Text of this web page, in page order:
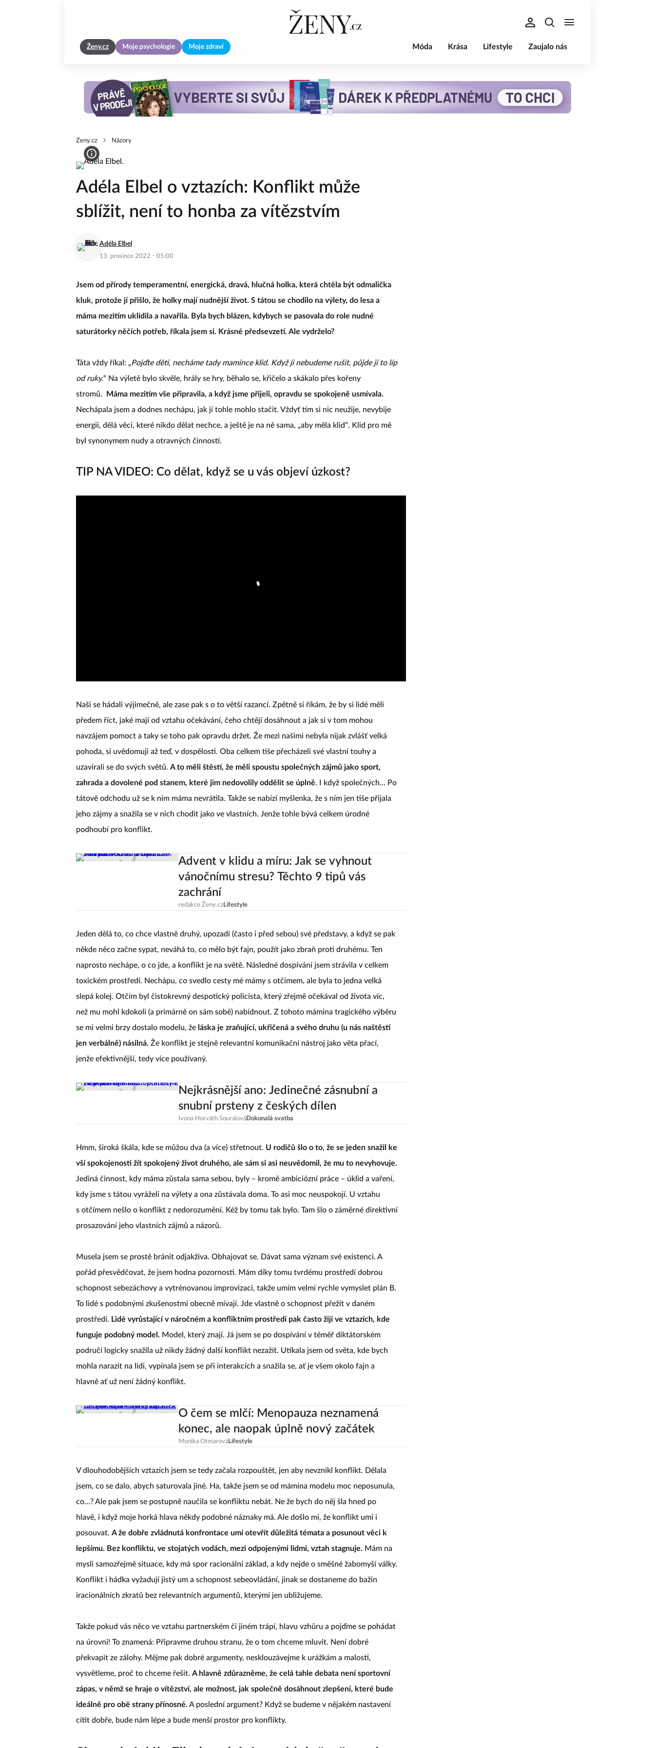
Ženy.cz Moje psychologie Moje zdraví Móda Krása Lifestyle Zaujalo nás
Zeny.cz Názory
Adéla Elbel o vztazích: Konflikt může
sblížit, není to honba za vítězstvím
Adéla Elbel
13. prosince 2022 · 05:00
Jsem od přírody temperamentní, energická, dravá, hlučná holka, která chtěla být odmalička
kluk, protože jí přišlo, že holky mají nudnější život. S tátou se chodilo na výlety, do lesa a
máma mezitím uklidila a navařila. Byla bych blázen, kdybych se pasovala do role nudné
saturátorky něčích potřeb, říkala jsem si. Krásné předsevzetí. Ale vydrželo?
Táta vždy říkal: „Pojďte děti, necháme tady mamince klid. Když ji nebudeme rušit, půjde jí to líp
od ruky.“ Na výletě bylo skvěle, hrály se hry, běhalo se, křičelo a skákalo přes kořeny
stromů.
Máma mezitím vše připravila, a když jsme přijeli, opravdu se spokojeně usmívala.
Nechápala jsem a dodnes nechápu, jak jí tohle mohlo stačit. Vždyť tím si nic neužije, nevybije
energii, dělá věci, které nikdo dělat nechce, a ještě je na ně sama, „aby měla klid“. Klid pro mě
byl synonymem nudy a otravných činností.
TIP NA VIDEO: Co dělat, když se u vás objeví úzkost?
Naši se hádali výjimečně, ale zase pak s o to větší razancí. Zpětně si říkám, že by si lidé měli
předem říct, jaké mají od vztahu očekávání, čeho chtějí dosáhnout a jak si v tom mohou
navzájem pomoct a taky se toho pak opravdu držet. Že mezi našimi nebyla nijak zvlášť velká
pohoda, si uvědomuji až teď, v dospělosti. Oba celkem tiše přecházeli své vlastní touhy a
uzavírali se do svých světů. A to měli štěstí, že měli spoustu společných zájmů jako sport,
zahrada a dovolené pod stanem, které jim nedovolily oddělit se úplně. I když společných… Po
tátově odchodu už se k nim máma nevrátila. Takže se nabízí myšlenka, že s ním jen tiše přijala
jeho zájmy a snažila se v nich chodit jako ve vlastních. Jenže tohle bývá celkem úrodné
podhoubí pro konflikt.
Advent v klidu a míru: Jak se vyhnout
vánočnímu stresu? Těchto 9 tipů vás
zachrání
redakce Ženy.czLifestyle
Jeden dělá to, co chce vlastně druhý, upozadí (často i před sebou) své představy, a když se pak
někde něco začne sypat, neváhá to, co mělo být fajn, použít jako zbraň proti druhému. Ten
naprosto nechápe, o co jde, a konflikt je na světě. Následné dospívání jsem strávila v celkem
toxickém prostředí. Nechápu, co svedlo cesty mé mámy s otčímem, ale byla to jedna velká
slepá kolej. Otčím byl čistokrevný despotický policista, který zřejmě očekával od života víc,
než mu mohl kdokoli (a primárně on sám sobě) nabídnout. Z tohoto mámina tragického výběru
se mi velmi brzy dostalo modelu, že láska je zraňující, ukřičená a svého druhu (u nás naštěstí
jen verbálně) násilná. Že konflikt je stejně relevantní komunikační nástroj jako věta přací,
jenže efektivnější, tedy více používaný.
Nejkrásnější ano: Jedinečné zásnubní a
snubní prsteny z českých dílen
Ivona Horváth SouralováDokonalá svatba
Hmm, široká škála, kde se můžou dva (a více) střetnout. U rodičů šlo o to, že se jeden snažil ke
vší spokojenosti žít spokojený život druhého, ale sám si asi neuvědomil, že mu to nevyhovuje.
Jediná činnost, kdy máma zůstala sama sebou, byly – kromě ambiciózní práce – úklid a vaření,
kdy jsme s tátou vyráželi na výlety a ona zůstávala doma. To asi moc neuspokojí. U vztahu
s otčímem nešlo o konflikt z nedorozumění. Kéž by tomu tak bylo. Tam šlo o záměrné direktivní
prosazování jeho vlastních zájmů a názorů.
Musela jsem se prostě bránit odjakživa. Obhajovat se. Dávat sama význam své existenci. A
pořád přesvědčovat, že jsem hodna pozornosti. Mám díky tomu tvrdému prostředí dobrou
schopnost sebezáchovy a vytrénovanou improvizaci, takže umím velmi rychle vymyslet plán B.
To lidé s podobnými zkušenostmi obecně mívají. Jde vlastně o schopnost přežít v daném
prostředí. Lidé vyrůstající v náročném a konfliktním prostředí pak často žijí ve vztazích, kde
funguje podobný model. Model, který znají. Já jsem se po dospívání v téměř diktátorském
područí logicky snažila už nikdy žádný další konflikt nezažít. Utíkala jsem od světa, kde bych
mohla narazit na lidi, vypínala jsem se při interakcích a snažila se, ať je všem okolo fajn a
hlavně ať už není žádný konflikt.
O čem se mlčí: Menopauza neznamená
konec, ale naopak úplně nový začátek
Monika OtmarováLifestyle
V dlouhodobějších vztazích jsem se tedy začala rozpouštět, jen aby nevznikl konflikt. Dělala
jsem, co se dalo, abych saturovala jiné. Ha, takže jsem se od mámina modelu moc neposunula,
co…? Ale pak jsem se postupně naučila se konfliktu nebát. Ne že bych do něj šla hned po
hlavě, i když moje horká hlava někdy podobné náznaky má. Ale došlo mi, že konflikt umí i
posouvat. A že dobře zvládnutá konfrontace umí otevřít důležitá témata a posunout věci k
lepšímu. Bez konfliktu, ve stojatých vodách, mezi odpojenými lidmi, vztah stagnuje. Mám na
mysli samozřejmě situace, kdy má spor racionální základ, a kdy nejde o směšné žabomyší války.
Konflikt i hádka vyžadují jistý um a schopnost sebeovládání, jinak se dostaneme do bažin
iracionálních zkratů bez relevantních argumentů, kterými jen ubližujeme.
Takže pokud vás něco ve vztahu partnerském či jiném trápí, hlavu vzhůru a pojďme se pohádat
na úrovni! To znamená: Připravme druhou stranu, že o tom chceme mluvit. Není dobré
překvapit ze zálohy. Mějme pak dobré argumenty, nesklouzávejme k urážkám a malosti,
vysvětleme, proč to chceme řešit. A hlavně zdůrazněme, že celá tahle debata není sportovní
zápas, v němž se hraje o vítězství, ale možnost, jak společně dosáhnout zlepšení, které bude
ideálně pro obě strany přínosné. A poslední argument? Když se budeme v nějakém nastavení
cítit dobře, bude nám lépe a bude menší prostor pro konflikty.